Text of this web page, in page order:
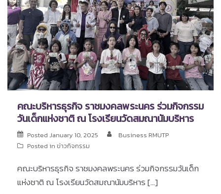
คณะบริหารธุรกิจ ราชมงคลพระนคร ร่วมกิจกรรม
วันเด็กแห่งชาติ ณ โรงเรียนวัดสมณานัมบริหาร
Posted January 10, 2025
Business RMUTP
Posted in ข่าวกิจกรรม
คณะบริหารธุรกิจ ราชมงคลพระนคร ร่วมกิจกรรมวันเด็ก
แห่งชาติ ณ โรงเรียนวัดสมณานัมบริหาร […]